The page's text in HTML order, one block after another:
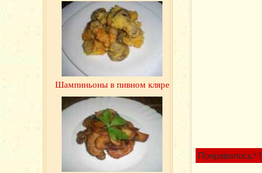
Понравилось?
Шампиньоны в пивном кляре